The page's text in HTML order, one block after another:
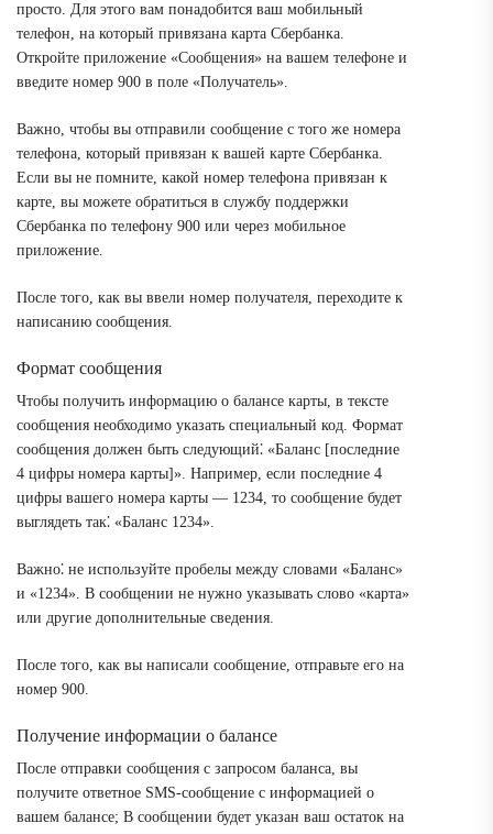
просто. Для этого вам понадобится ваш мобильный
телефон, на который привязана карта Сбербанка.
Откройте приложение «Сообщения» на вашем телефоне и
введите номер 900 в поле «Получатель».
Важно, чтобы вы отправили сообщение с того же номера
телефона, который привязан к вашей карте Сбербанка.
Если вы не помните, какой номер телефона привязан к
карте, вы можете обратиться в службу поддержки
Сбербанка по телефону 900 или через мобильное
приложение.
После того, как вы ввели номер получателя, переходите к
написанию сообщения.
Формат сообщения
Чтобы получить информацию о балансе карты, в тексте
сообщения необходимо указать специальный код. Формат
сообщения должен быть следующий⁚ «Баланс [последние
4 цифры номера карты]». Например, если последние 4
цифры вашего номера карты ― 1234, то сообщение будет
выглядеть так⁚ «Баланс 1234».
Важно⁚ не используйте пробелы между словами «Баланс»
и «1234». В сообщении не нужно указывать слово «карта»
или другие дополнительные сведения.
После того, как вы написали сообщение, отправьте его на
номер 900.
Получение информации о балансе
После отправки сообщения с запросом баланса, вы
получите ответное SMS-сообщение с информацией о
вашем балансе; В сообщении будет указан ваш остаток на